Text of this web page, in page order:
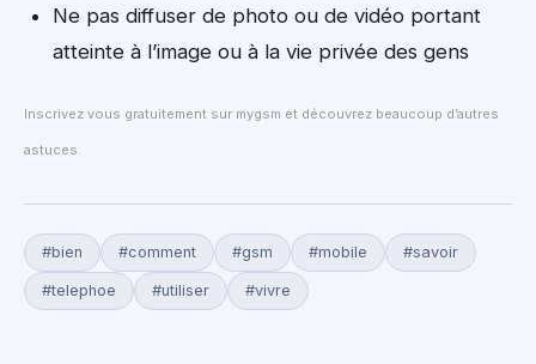
Ne pas diffuser de photo ou de vidéo portant
atteinte à l’image ou à la vie privée des gens
Inscrivez vous gratuitement sur mygsm et découvrez beaucoup d’autres
astuces.
#bien #comment #gsm #mobile #savoir
#telephoe #utiliser #vivre